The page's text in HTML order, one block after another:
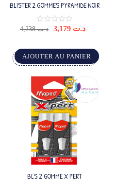
BLISTER 2 GOMMES PYRAMIDE NOIR
د.ت4,238 د.ت
AJOUTER AU PANIER
BLS 2 GOMME X PERT